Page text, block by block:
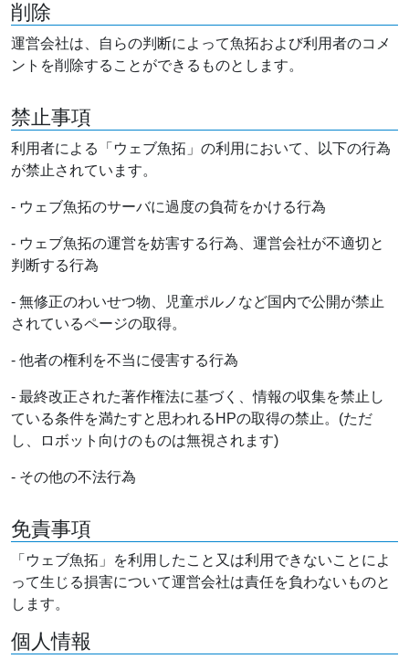
削除
運営会社は、自らの判断によって魚拓および利用者のコメ
ントを削除することができるものとします。
禁止事項
利用者による「ウェブ魚拓」の利用において、以下の行為
が禁止されています。
- ウェブ魚拓のサーバに過度の負荷をかける行為
- ウェブ魚拓の運営を妨害する行為、運営会社が不適切と
判断する行為
- 無修正のわいせつ物、児童ポルノなど国内で公開が禁止
されているページの取得。
- 他者の権利を不当に侵害する行為
- 最終改正された著作権法に基づく、情報の収集を禁止し
ている条件を満たすと思われるHPの取得の禁止。(ただ
し、ロボット向けのものは無視されます)
- その他の不法行為
免責事項
「ウェブ魚拓」を利用したこと又は利用できないことによ
って生じる損害について運営会社は責任を負わないものと
します。
個人情報